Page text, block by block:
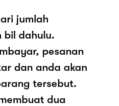
jumlah
bil dahulu.
pesanan
dan anda akan
tersebut.
dua